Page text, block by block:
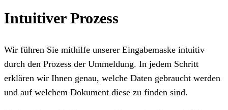
Intuitiver Prozess
Wir führen Sie mithilfe unserer Eingabemaske intuitiv
durch den Prozess der Ummeldung. In jedem Schritt
erklären wir Ihnen genau, welche Daten gebraucht werden
und auf welchem Dokument diese zu finden sind.